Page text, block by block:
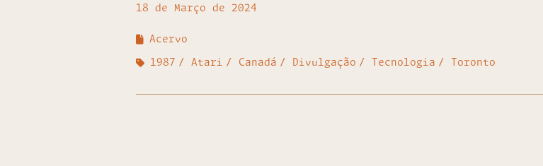
18 de Março de 2024
Acervo
1987 Atari Canadá Divulgação Tecnologia Toronto